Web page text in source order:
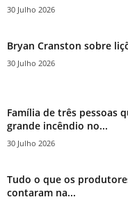
30 Julho 2026
Bryan Cranston sobre
30 Julho 2026
Família de três pessoas
grande incêndio no...
30 Julho 2026
Tudo o que os
contaram na...